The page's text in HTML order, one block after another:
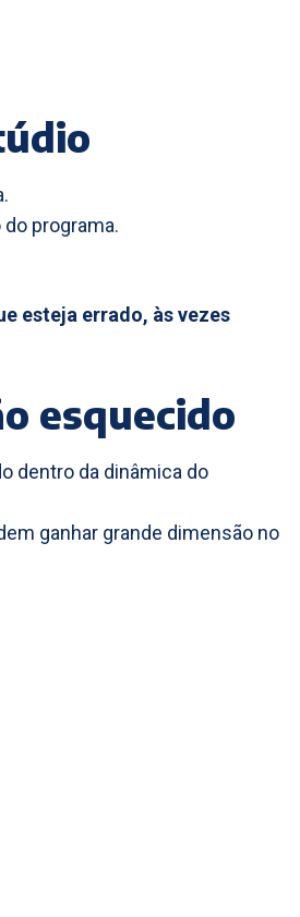
programa.
esteja errado, às vezes
esquecido
dentro da dinâmica do
ganhar grande dimensão no